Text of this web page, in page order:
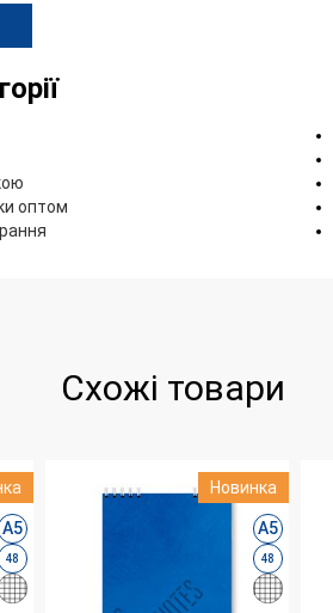
оптом
Схожі товари
А5
48
Новинка
А5
48